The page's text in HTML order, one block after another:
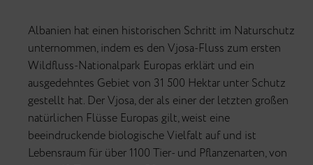
Albanien hat einen historischen Schritt im Naturschutz
unternommen, indem es den Vjosa-Fluss zum ersten
Wildfluss-Nationalpark Europas erklärt und ein
ausgedehntes Gebiet von 31 500 Hektar unter Schutz
gestellt hat. Der Vjosa, der als einer der letzten großen
natürlichen Flüsse Europas gilt, weist eine
beeindruckende biologische Vielfalt auf und ist
Lebensraum für über 1100 Tier- und Pflanzenarten, von